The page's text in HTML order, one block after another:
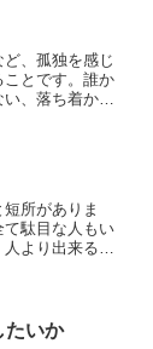
、孤独を感じ
ことです。誰か
、落ち着かな
...
所がありま
駄目な人もい
より出来るこ
ことを...
たいか